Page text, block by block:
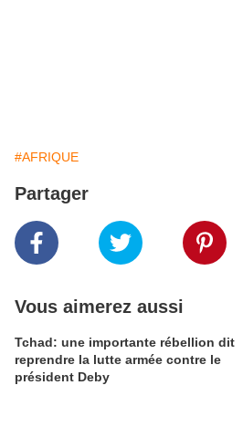
#AFRIQUE
Partager
Vous aimerez aussi
Tchad: une importante rébellion dit
reprendre la lutte armée contre le
président Deby